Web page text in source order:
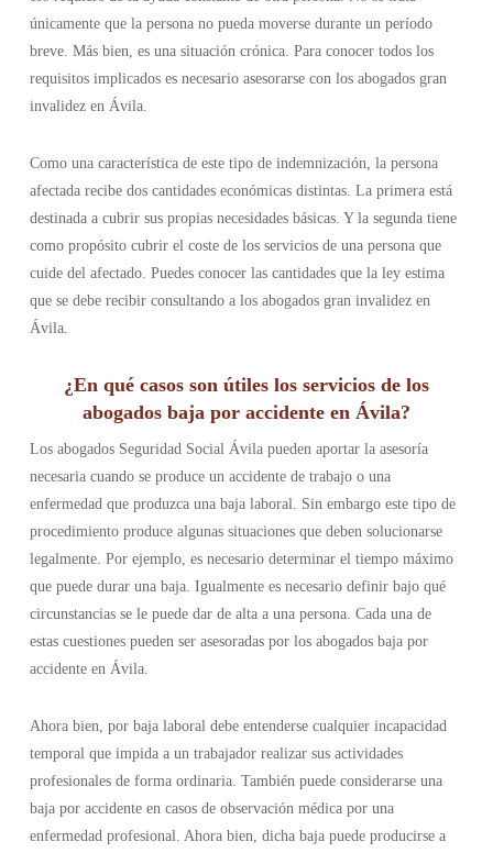
únicamente que la persona no pueda moverse durante un período
breve. Más bien, es una situación crónica. Para conocer todos los
requisitos implicados es necesario asesorarse con los abogados gran
invalidez en Ávila.
Como una característica de este tipo de indemnización, la persona
afectada recibe dos cantidades económicas distintas. La primera está
destinada a cubrir sus propias necesidades básicas. Y la segunda tiene
como propósito cubrir el coste de los servicios de una persona que
cuide del afectado. Puedes conocer las cantidades que la ley estima
que se debe recibir consultando a los abogados gran invalidez en
Ávila.
¿En qué casos son útiles los servicios de los
abogados baja por accidente en Ávila?
Los abogados Seguridad Social Ávila pueden aportar la asesoría
necesaria cuando se produce un accidente de trabajo o una
enfermedad que produzca una baja laboral. Sin embargo este tipo de
procedimiento produce algunas situaciones que deben solucionarse
legalmente. Por ejemplo, es necesario determinar el tiempo máximo
que puede durar una baja. Igualmente es necesario definir bajo qué
circunstancias se le puede dar de alta a una persona. Cada una de
estas cuestiones pueden ser asesoradas por los abogados baja por
accidente en Ávila.
Ahora bien, por baja laboral debe entenderse cualquier incapacidad
temporal que impida a un trabajador realizar sus actividades
profesionales de forma ordinaria. También puede considerarse una
baja por accidente en casos de observación médica por una
enfermedad profesional. Ahora bien, dicha baja puede producirse a